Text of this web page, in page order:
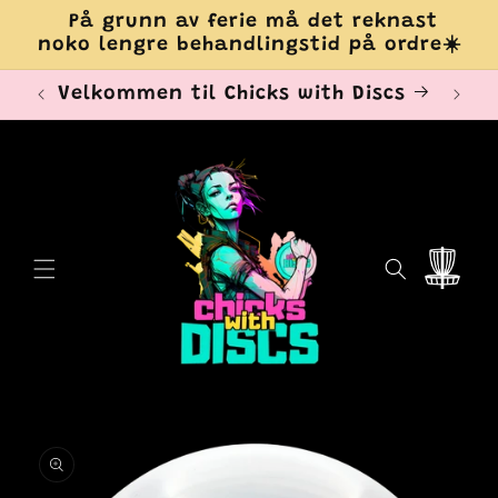
videre til
innholdet
På grunn av ferie må det reknast
noko lengre behandlingstid på ordre☀️
Velkommen til Chicks with Discs
Handlekurv